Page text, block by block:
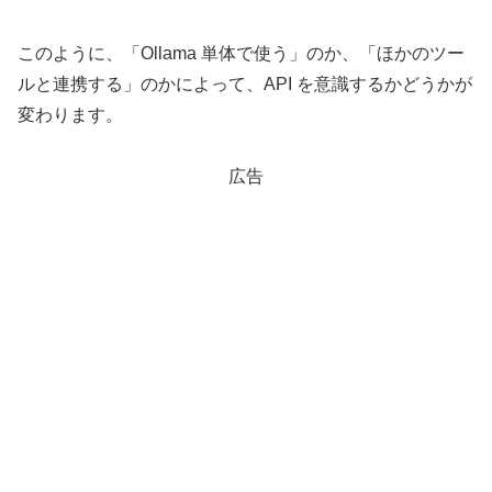
このように、「Ollama 単体で使う」のか、「ほかのツー
ルと連携する」のかによって、API を意識するかどうかが
変わります。
広告